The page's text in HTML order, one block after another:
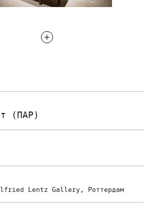
(ПАР)
Lentz Gallery, Роттердам